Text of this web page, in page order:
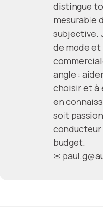
distingue
mesurable
subjective.
de mode et
angle :
choisir et à
en
soit
conducteur
budget.
✉